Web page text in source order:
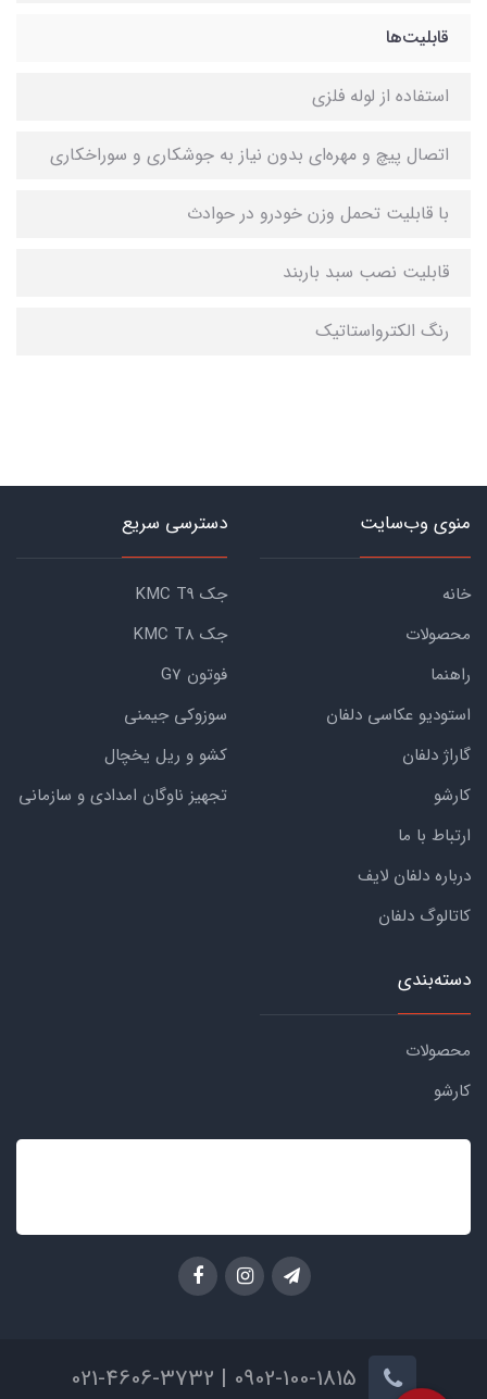
قابلیت‌ها
استفاده از لوله‌ فلزی
اتصال پیچ و مهره‌ای بدون نیاز به جوشکاری و سوراخکاری
با قابلیت تحمل وزن خودرو در حوادث
قابلیت نصب سبد باربند
رنگ الکترواستاتیک
منوی وب‌سایت
خانه
محصولات
راهنما
استودیو عکاسی دلفان
گاراژ دلفان
کارشو
ارتباط با ما
درباره دلفان لایف
کاتالوگ دلفان
دسترسی سریع
جک KMC T9
جک KMC T8
فوتون G7
سوزوکی جیمنی
کشو و ریل یخچال
تجهیز ناوگان امدادی و سازمانی
دسته‌بندی
محصولات
کارشو